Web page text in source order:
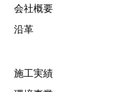
会社概要
沿革
施工実績